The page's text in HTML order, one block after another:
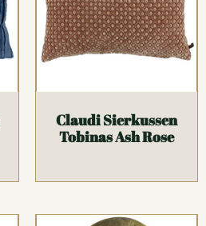
Claudi Sierkussen
Tobinas Ash Rose